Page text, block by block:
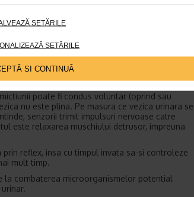
SETĂRILE
SETĂRILE
SI CONTINUĂ
cu urina, nervii care se afla la nivelul acestui
central. Nervii somatici si autonomi
contracta si se relaxeaza concomitent cu
poate fi condus voluntar (oprind sau
nu este plina. Pe masura ce vezica urinara se
senzorii trimit impulsuri nervoase catre
este relaxarea muschiului detrusor, impreuna
reflex, insa cu timpul invata sa-si controleze
mult timp.
la combaterea microorganismelor potential